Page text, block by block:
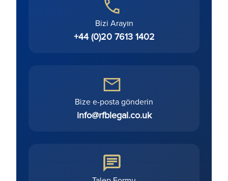
Bizi Arayın
+44 (0)20 7613 1402
Bize e-posta gönderin
info@rfblegal.co.uk